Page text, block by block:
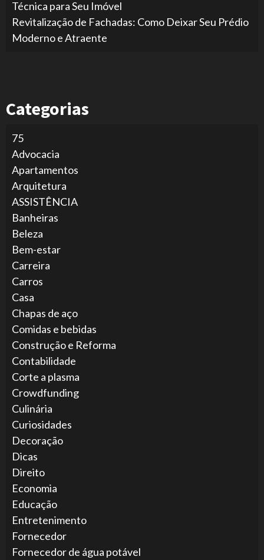
Técnica para Seu Imóvel
Revitalização de Fachadas: Como Deixar Seu Prédio
Moderno e Atraente
Categorias
75
Advocacia
Apartamentos
Arquitetura
ASSISTÊNCIA
Banheiras
Beleza
Bem-estar
Carreira
Carros
Casa
Chapas de aço
Comidas e bebidas
Construção e Reforma
Contabilidade
Corte a plasma
Crowdfunding
Culinária
Curiosidades
Decoração
Dicas
Direito
Economia
Educação
Entretenimento
Fornecedor
Fornecedor de água potável